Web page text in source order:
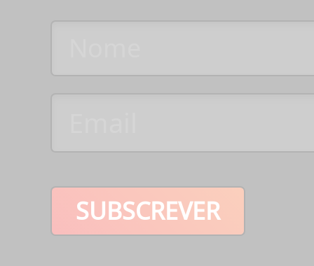
SUBSCREVER